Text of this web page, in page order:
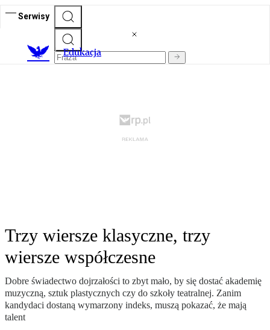
Serwisy
Edukacja
Trzy wiersze klasyczne, trzy
wiersze współczesne
Dobre świadectwo dojrzałości to zbyt mało, by się dostać akademię
muzyczną, sztuk plastycznych czy do szkoły teatralnej. Zanim
kandydaci dostaną wymarzony indeks, muszą pokazać, że mają
talent